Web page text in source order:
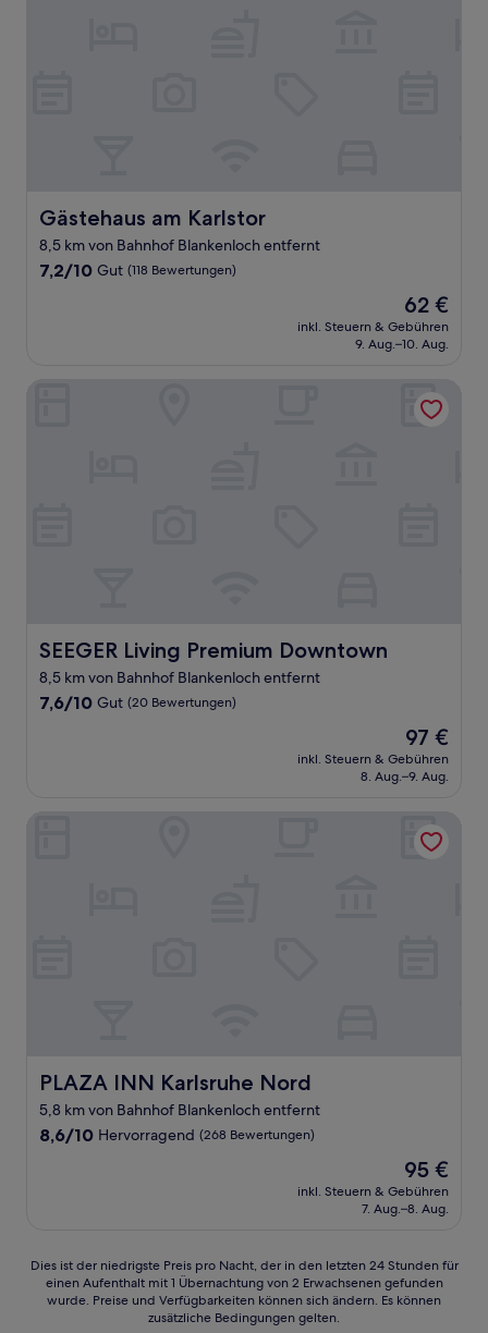
Gästehaus am Karlstor
Gästehaus am Karlstor
8,5 km von Bahnhof Blankenloch entfernt
7.2
7,2/10 Gut (118 Bewertungen)
Der
Preis
beträgt
62 €
inkl. Steuern & Gebühren
9. Aug.–10. Aug.
SEEGER Living Premium Downtown
SEEGER Living Premium Downtown
8,5 km von Bahnhof Blankenloch entfernt
7.6
7,6/10 Gut (20 Bewertungen)
Der
Preis
beträgt
97 €
inkl. Steuern & Gebühren
8. Aug.–9. Aug.
PLAZA INN Karlsruhe Nord
PLAZA INN Karlsruhe Nord
5,8 km von Bahnhof Blankenloch entfernt
8.6
8,6/10 Hervorragend (268 Bewertungen)
Der
Preis
beträgt
95 €
inkl. Steuern & Gebühren
7. Aug.–8. Aug.
Dies
der
Dies ist der niedrigste Preis pro Nacht, der in den letzten 24 Stunden für
einen Aufenthalt mit 1 Übernachtung von 2 Erwachsenen gefunden
wurde. Preise und Verfügbarkeiten können sich ändern. Es können
zusätzliche Bedingungen gelten.